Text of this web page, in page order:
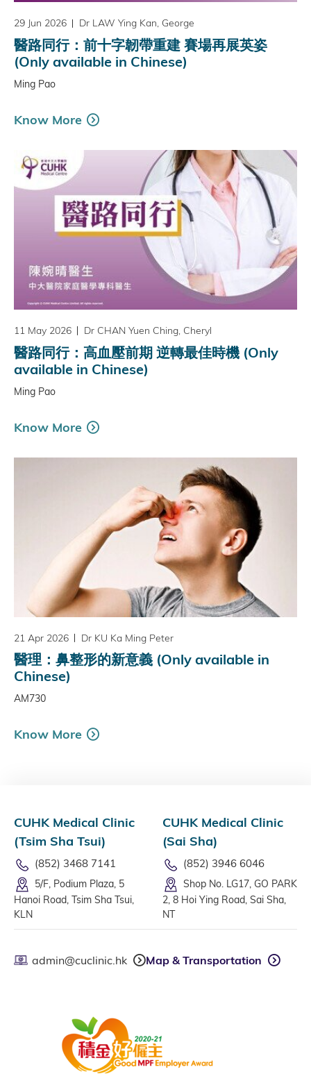
29 Jun 2026 Dr LAW Ying Kan, George
醫路同行：前十字韌帶重建 賽場再展英姿
(Only available in Chinese)
Ming Pao
Know More
11 May 2026 Dr CHAN Yuen Ching, Cheryl
醫路同行：高血壓前期 逆轉最佳時機 (Only
available in Chinese)
Ming Pao
Know More
21 Apr 2026 Dr KU Ka Ming Peter
醫理：鼻整形的新意義 (Only available in
Chinese)
AM730
Know More
CUHK Medical Clinic
(Tsim Sha Tsui)
(852) 3468 7141
5/F, Podium Plaza, 5
Hanoi Road, Tsim Sha Tsui,
KLN
CUHK Medical Clinic
(Sai Sha)
(852) 3946 6046
Shop No. LG17, GO PARK
2, 8 Hoi Ying Road, Sai Sha,
NT
admin@cuclinic.hk Map & Transportation